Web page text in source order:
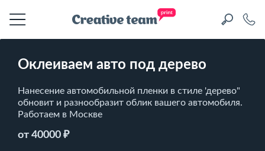
Оклеиваем авто под дерево
Нанесение автомобильной пленки в стиле 'дерево"
обновит и разнообразит облик вашего автомобиля.
Работаем в Москве
от 40000 ₽